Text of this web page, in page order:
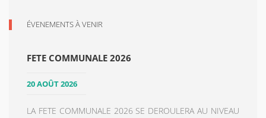
ÉVENEMENTS À VENIR
FETE COMMUNALE 2026
20 AOÛT 2026
LA FETE COMMUNALE 2026 SE DEROULERA AU NIVEAU